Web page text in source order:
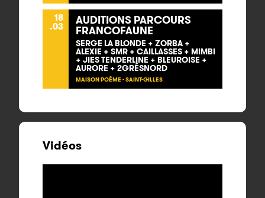
18
.03 AUDITIONS PARCOURS
FRANCOFAUNE
SERGE LA BLONDE + ZORBA +
ALEXIE + SMR + CAILLASSES + MIMBI
+ JIES TENDERLINE + BLEUROISE +
AURORE + 2GRÉSNORD
MAISON POÈME - SAINT-GILLES
Vidéos